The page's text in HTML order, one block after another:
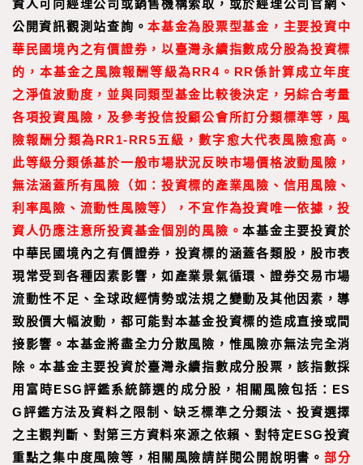
資人可向經理公司或銷售機構索取，或於經理公司官網、
公開資訊觀測站查詢。本基金為股票型基金，主要投資中
華民國境內之有價證券，以臺灣永續指數成分股為投資標
的，本基金之風險報酬等級為RR4。RR係計算成立年度
之淨值波動度，並與同類型基金比較後決定，另綜合考量
各項投資風險，及參考投信投顧公會所訂分類標準等，風
險報酬分類為RR1-RR5五級，數字愈大代表風險愈高。
此等級分類係基於一般市場狀況反映市場價格波動風險，
無法涵蓋所有風險（如：投資標的產業風險、信用風險、
利率風險、流動性風險等），不宜作為投資唯一依據，投
資人仍應注意所投資基金個別的風險。本基金主要投資於
中華民國境內之有價證券，投資標的涵蓋各類股，股市表
現常受到各種因素影響，如產業景氣循環、證券交易市場
流動性不足、全球政經情勢或法規之變動及其他因素，導
致股價大幅波動，都可能對本基金投資標的造成直接或間
接影響。本基金將盡全力分散風險，惟風險亦無法完全消
除。本基金主要投資於臺灣永續指數成分股票，該指數採
用富時ESG評鑑系統篩選的成分股，相關風險包括：ES
G評鑑方法及資料之限制、缺乏標準之分類法、投資選擇
之主觀判斷、對第三方資料來源之依賴、對特定ESG投資
重點之集中度風險等，相關風險請詳閱公開說明書。 部分